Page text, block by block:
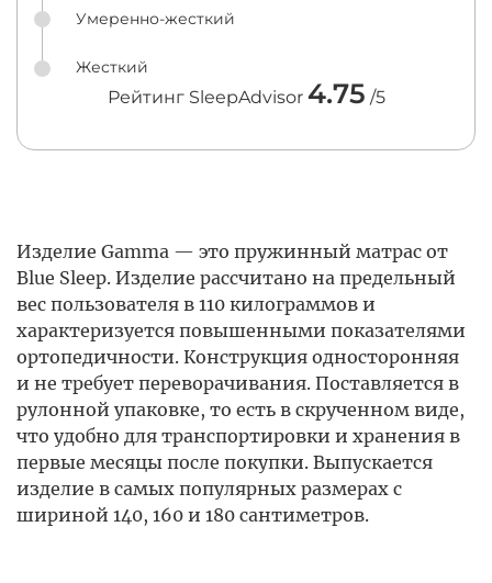
Умеренно-жесткий
Жесткий
Рейтинг SleepAdvisor 4.75 /5
Изделие Gamma — это пружинный матрас от
Blue Sleep. Изделие рассчитано на предельный
вес пользователя в 110 килограммов и
характеризуется повышенными показателями
ортопедичности. Конструкция односторонняя
и не требует переворачивания. Поставляется в
рулонной упаковке, то есть в скрученном виде,
что удобно для транспортировки и хранения в
первые месяцы после покупки. Выпускается
изделие в самых популярных размерах с
шириной 140, 160 и 180 сантиметров.